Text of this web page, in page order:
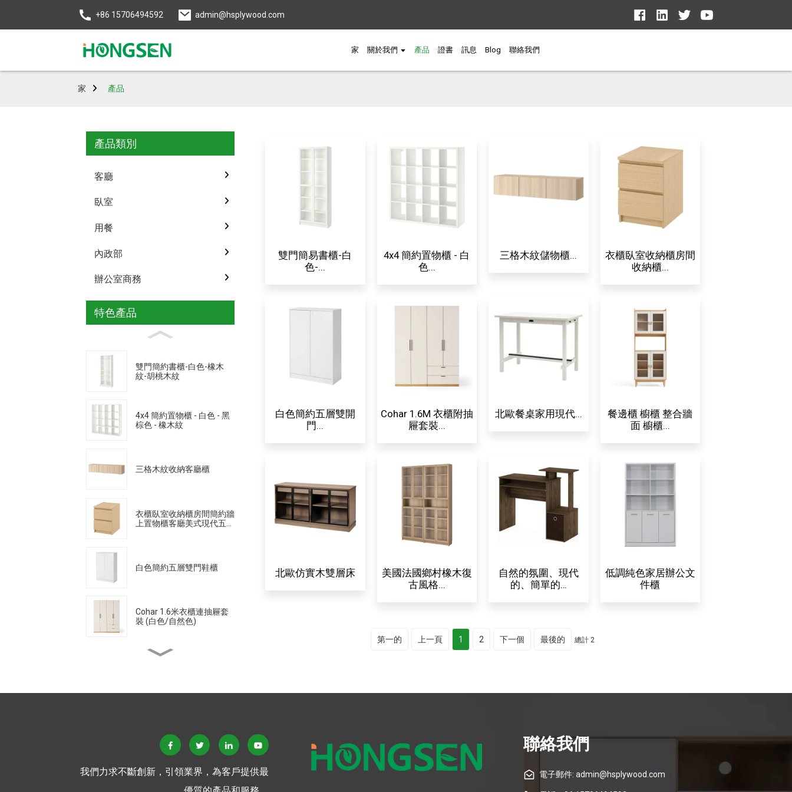
+86 15706494592 admin@hsplywood.com
家 關於我們 產品 證書 訊息 Blog 聯絡我們
家 產品
產品類別
客廳
臥室
用餐
內政部
辦公室商務
特色產品
雙門簡約書櫃-白色-橡木
紋-胡桃木紋
4x4 簡約置物櫃 - 白色 - 黑
棕色 - 橡木紋
三格木紋收納客廳櫃
衣櫃臥室收納櫃房間簡約牆
上置物櫃客廳美式現代五斗
白色簡約五層雙門鞋櫃
Cohar 1.6米衣櫃連抽屜套
裝 (白色/自然色)
櫃現代簡約茶水櫃多功能收
納櫃
雙門簡易書櫃-白
色-...
4x4 簡約置物櫃 - 白
色...
三格木紋儲物櫃...
衣櫃臥室收納櫃房間
收納櫃...
白色簡約五層雙開
門...
Cohar 1.6M 衣櫃附抽
屜套裝...
北歐餐桌家用現代...
餐邊櫃 櫥櫃 整合牆
面 櫥櫃...
北歐仿實木雙層床
美國法國鄉村橡木復
古風格...
自然的氛圍、現代
的、簡單的…
低調純色家居辦公文
件櫃
第一的 上一頁 1 2 下一個 最後的 總計 2
我們力求不斷創新，引領業界，為客戶提供最
聯絡我們
電子郵件: admin@hsplywood.com